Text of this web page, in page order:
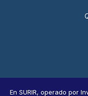
En SURIR, operado por
Política de